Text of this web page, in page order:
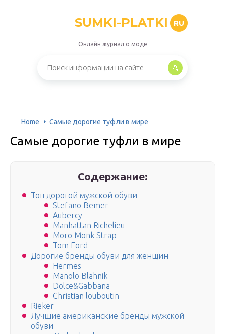
SUMKI-PLATKI RU
Онлайн журнал о моде
Home Самые дорогие туфли в мире
Самые дорогие туфли в мире
Содержание:
Топ дорогой мужской обуви
Stefano Bemer
Aubercy
Manhattan Richelieu
Moro Monk Strap
Tom Ford
Дорогие бренды обуви для женщин
Hermes
Manolo Blahnik
Dolce&Gabbana
Christian louboutin
Rieker
Лучшие американские бренды мужской
обуви